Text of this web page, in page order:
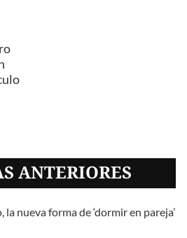
ANTERIORES
nueva forma de ‘dormir en pareja’